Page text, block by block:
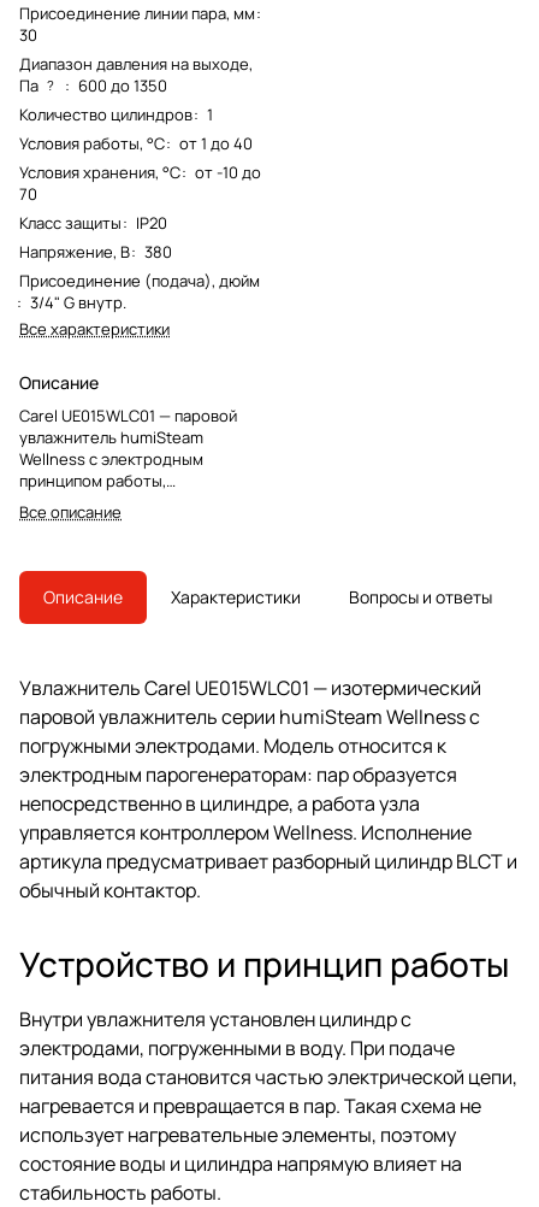
Присоединение линии пара, мм:
30
Диапазон давления на выходе,
Па ? : 600 до 1350
Количество цилиндров: 1
Условия работы, °С: от 1 до 40
Условия хранения, °С: от -10 до
70
Класс защиты: IP20
Напряжение, В: 380
Присоединение (подача), дюйм
: 3/4" G внутр.
Все характеристики
Описание
Carel UE015WLC01 — паровой
увлажнитель humiSteam
Wellness с электродным
принципом работы,
контроллером Wellness и
разборным цилиндром BLCT для
Все описание
Описание Характеристики Вопросы и ответы
Увлажнитель Carel UE015WLC01 — изотермический
паровой увлажнитель серии humiSteam Wellness с
погружными электродами. Модель относится к
электродным парогенераторам: пар образуется
непосредственно в цилиндре, а работа узла
управляется контроллером Wellness. Исполнение
артикула предусматривает разборный цилиндр BLCT и
обычный контактор.
Устройство и принцип работы
Внутри увлажнителя установлен цилиндр с
электродами, погруженными в воду. При подаче
питания вода становится частью электрической цепи,
нагревается и превращается в пар. Такая схема не
использует нагревательные элементы, поэтому
состояние воды и цилиндра напрямую влияет на
стабильность работы.